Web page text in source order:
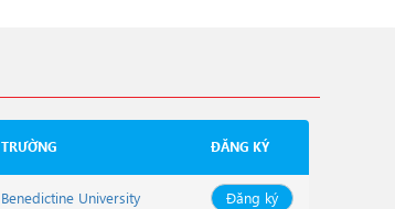
TRƯỜNG ĐĂNG KÝ
Benedictine University Đăng ký